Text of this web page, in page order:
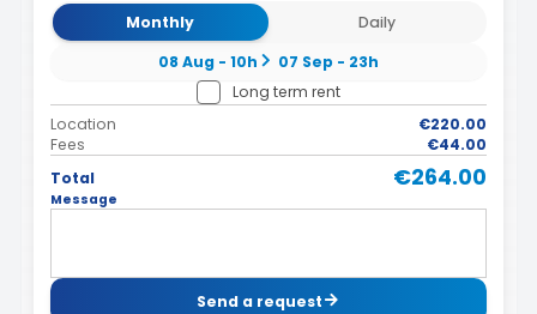
Monthly
Daily
08 Aug - 10h
07 Sep - 23h
Long term rent
Location
€220.00
Fees
€44.00
Total
€264.00
Message
Send a request